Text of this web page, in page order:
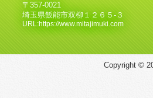
〒357-0021
埼玉県飯能市双柳１２６５‐３
URL:https://www.mitajimuki.com
Copyright ©